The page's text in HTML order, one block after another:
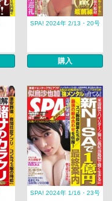
SPA! 2024年 2/13・20号
購入
SPA! 2024年 1/16・23号